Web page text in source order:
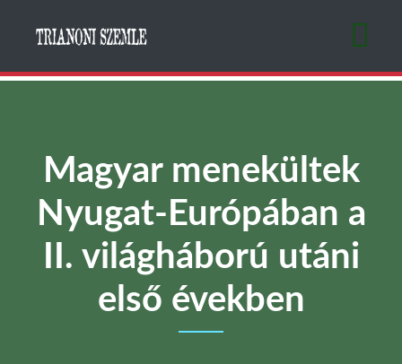
Magyar menekültek
Nyugat-Európában a
II. világháború utáni
első években